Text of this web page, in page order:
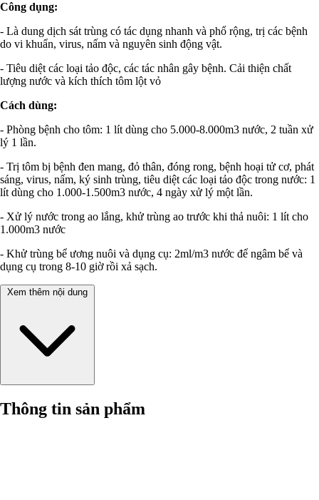
Công dụng:
- Là dung dịch sát trùng có tác dụng nhanh và phổ rộng, trị các bệnh
do vi khuẩn, virus, nấm và nguyên sinh động vật.
- Tiêu diệt các loại tảo độc, các tác nhân gây bệnh. Cải thiện chất
lượng nước và kích thích tôm lột vỏ
Cách dùng:
- Phòng bệnh cho tôm: 1 lít dùng cho 5.000-8.000m3 nước, 2 tuần xử
lý 1 lần.
- Trị tôm bị bệnh đen mang, đỏ thân, đóng rong, bệnh hoại tử cơ, phát
sáng, virus, nấm, ký sinh trùng, tiêu diệt các loại tảo độc trong nước: 1
lít dùng cho 1.000-1.500m3 nước, 4 ngày xử lý một lần.
- Xử lý nước trong ao lắng, khử trùng ao trước khi thả nuôi: 1 lít cho
1.000m3 nước
- Khử trùng bể ương nuôi và dụng cụ: 2ml/m3 nước để ngâm bể và
dụng cụ trong 8-10 giờ rồi xả sạch.
Xem thêm nội dung
Thông tin sản phẩm